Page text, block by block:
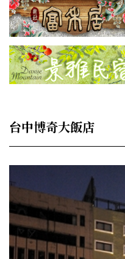
台中博奇大飯店